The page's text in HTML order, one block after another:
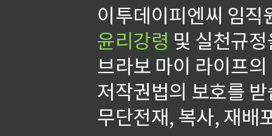
이투데이피엔씨 임
윤리강령 및 실천규
브라보 마이 라이프
저작권법의 보호를
무단전재, 복사, 재배